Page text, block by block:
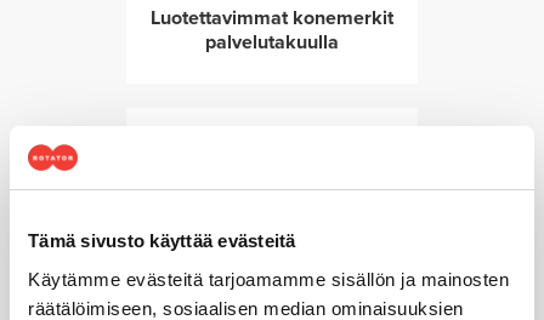
Tämä sivusto käyttää evästeitä
Käytämme evästeitä tarjoamamme sisällön ja mainosten
räätälöimiseen, sosiaalisen median ominaisuuksien
Luotettavimmat konemerkit
palvelutakuulla
Huoltopalvelut takaavat
toimintavarmuuden